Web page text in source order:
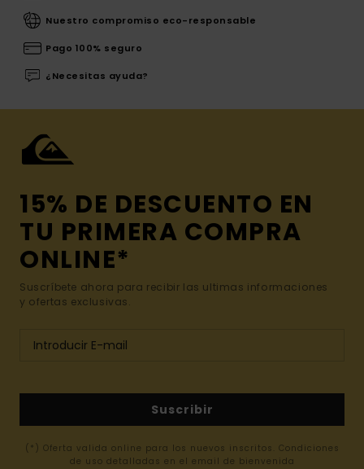
Nuestro compromiso eco-responsable
Pago 100% seguro
¿Necesitas ayuda?
15% DE DESCUENTO EN
TU PRIMERA COMPRA
ONLINE*
Suscríbete ahora para recibir las ultimas informaciones
y ofertas exclusivas.
Suscribir
(*) Oferta valida online para los nuevos inscritos. Condiciones
de uso detalladas en el email de bienvenida